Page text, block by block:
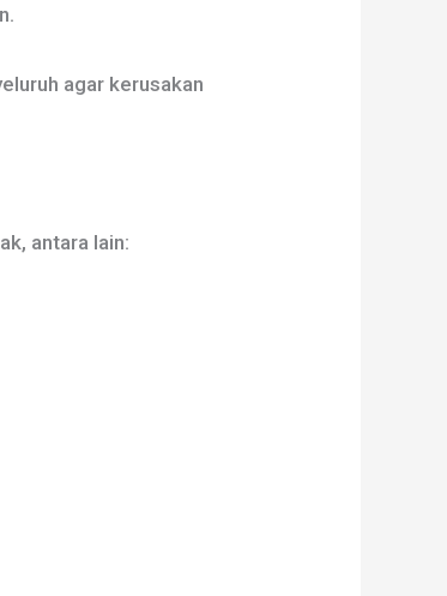
agar kerusakan
antara lain: